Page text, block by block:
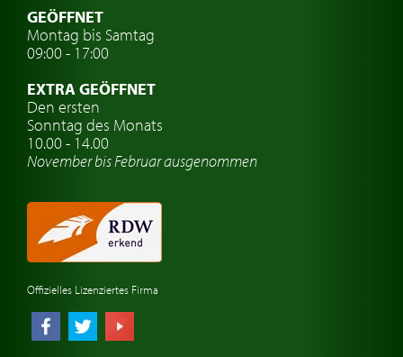
Oldtimer mit h-kennzeichen
Auto Oldtimer Markt
Oldtimer-Versicherung
Oldtimer-Clubs
Oldtimer-Reisen
Automarken uhren
GEÖFFNET
Montag bis Samtag
09:00 - 17:00
EXTRA GEÖFFNET
Den ersten
Sonntag des Monats
10.00 - 14.00
November bis Februar ausgenommen
Offizielles Lizenziertes Firma